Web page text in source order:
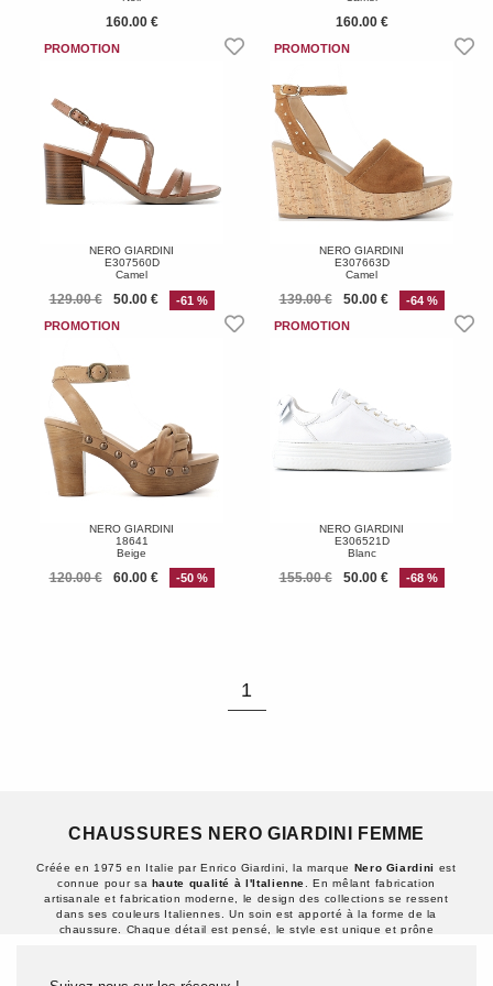
CHAUSSURES NERO GIARDINI FEMME
Créée en 1975 en Italie par Enrico Giardini, la marque Nero Giardini est
connue pour sa haute qualité à l'Italienne. En mêlant fabrication
artisanale et fabrication moderne, le design des collections se ressent
dans ses couleurs Italiennes. Un soin est apporté à la forme de la
chaussure. Chaque détail est pensé, le style est unique et prône
160.00 € 160.00 €
NERO GIARDINI
E307560D
Camel
129.00 € 50.00 € -61 %
NERO GIARDINI
E307663D
Camel
139.00 € 50.00 € -64 %
NERO GIARDINI
18641
Beige
120.00 € 60.00 € -50 %
NERO GIARDINI
E306521D
Blanc
155.00 € 50.00 € -68 %
1